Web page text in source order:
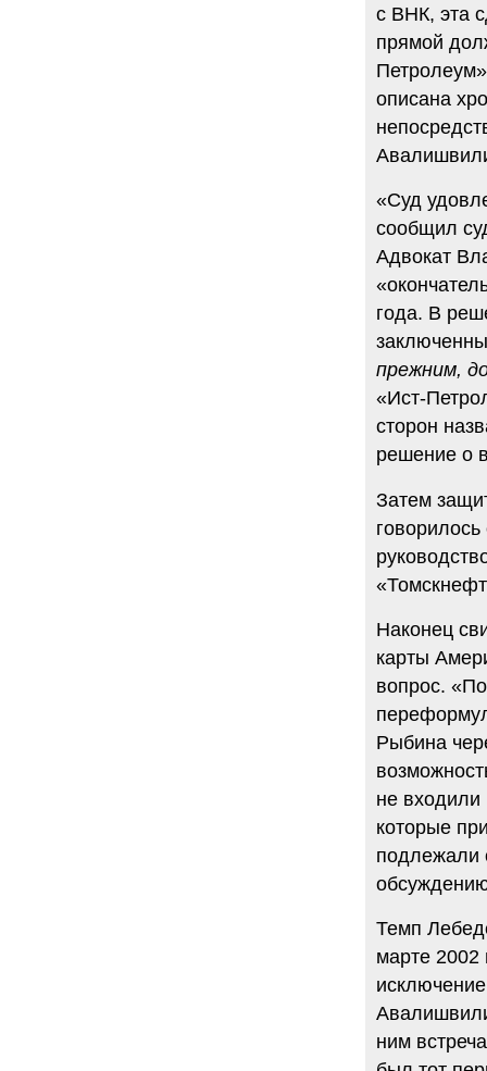
с ВНК, эта
прямой
описана
«Суд
сообщил
Адвокат
года. В
прежним,
«Ист-
сторон
решение о
Затем
Наконец
карты
вопрос.
Рыбина
не
которые
подлежали
Темп
марте
ним